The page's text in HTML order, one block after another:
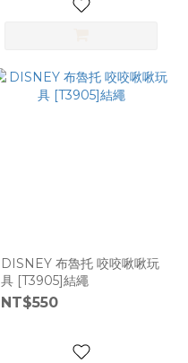
DISNEY 布魯托 咬咬啾啾玩
具 [T3905]結繩
NT$550